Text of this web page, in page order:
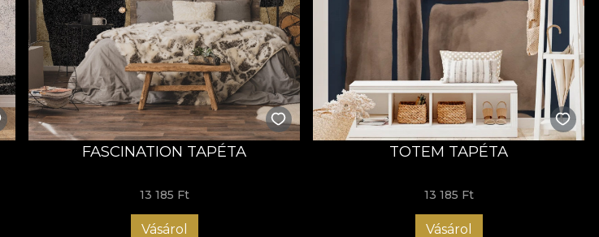
FASCINATION TAPÉTA
13 185 Ft
Vásárol
TOTEM TAPÉTA
13 185 Ft
Vásárol